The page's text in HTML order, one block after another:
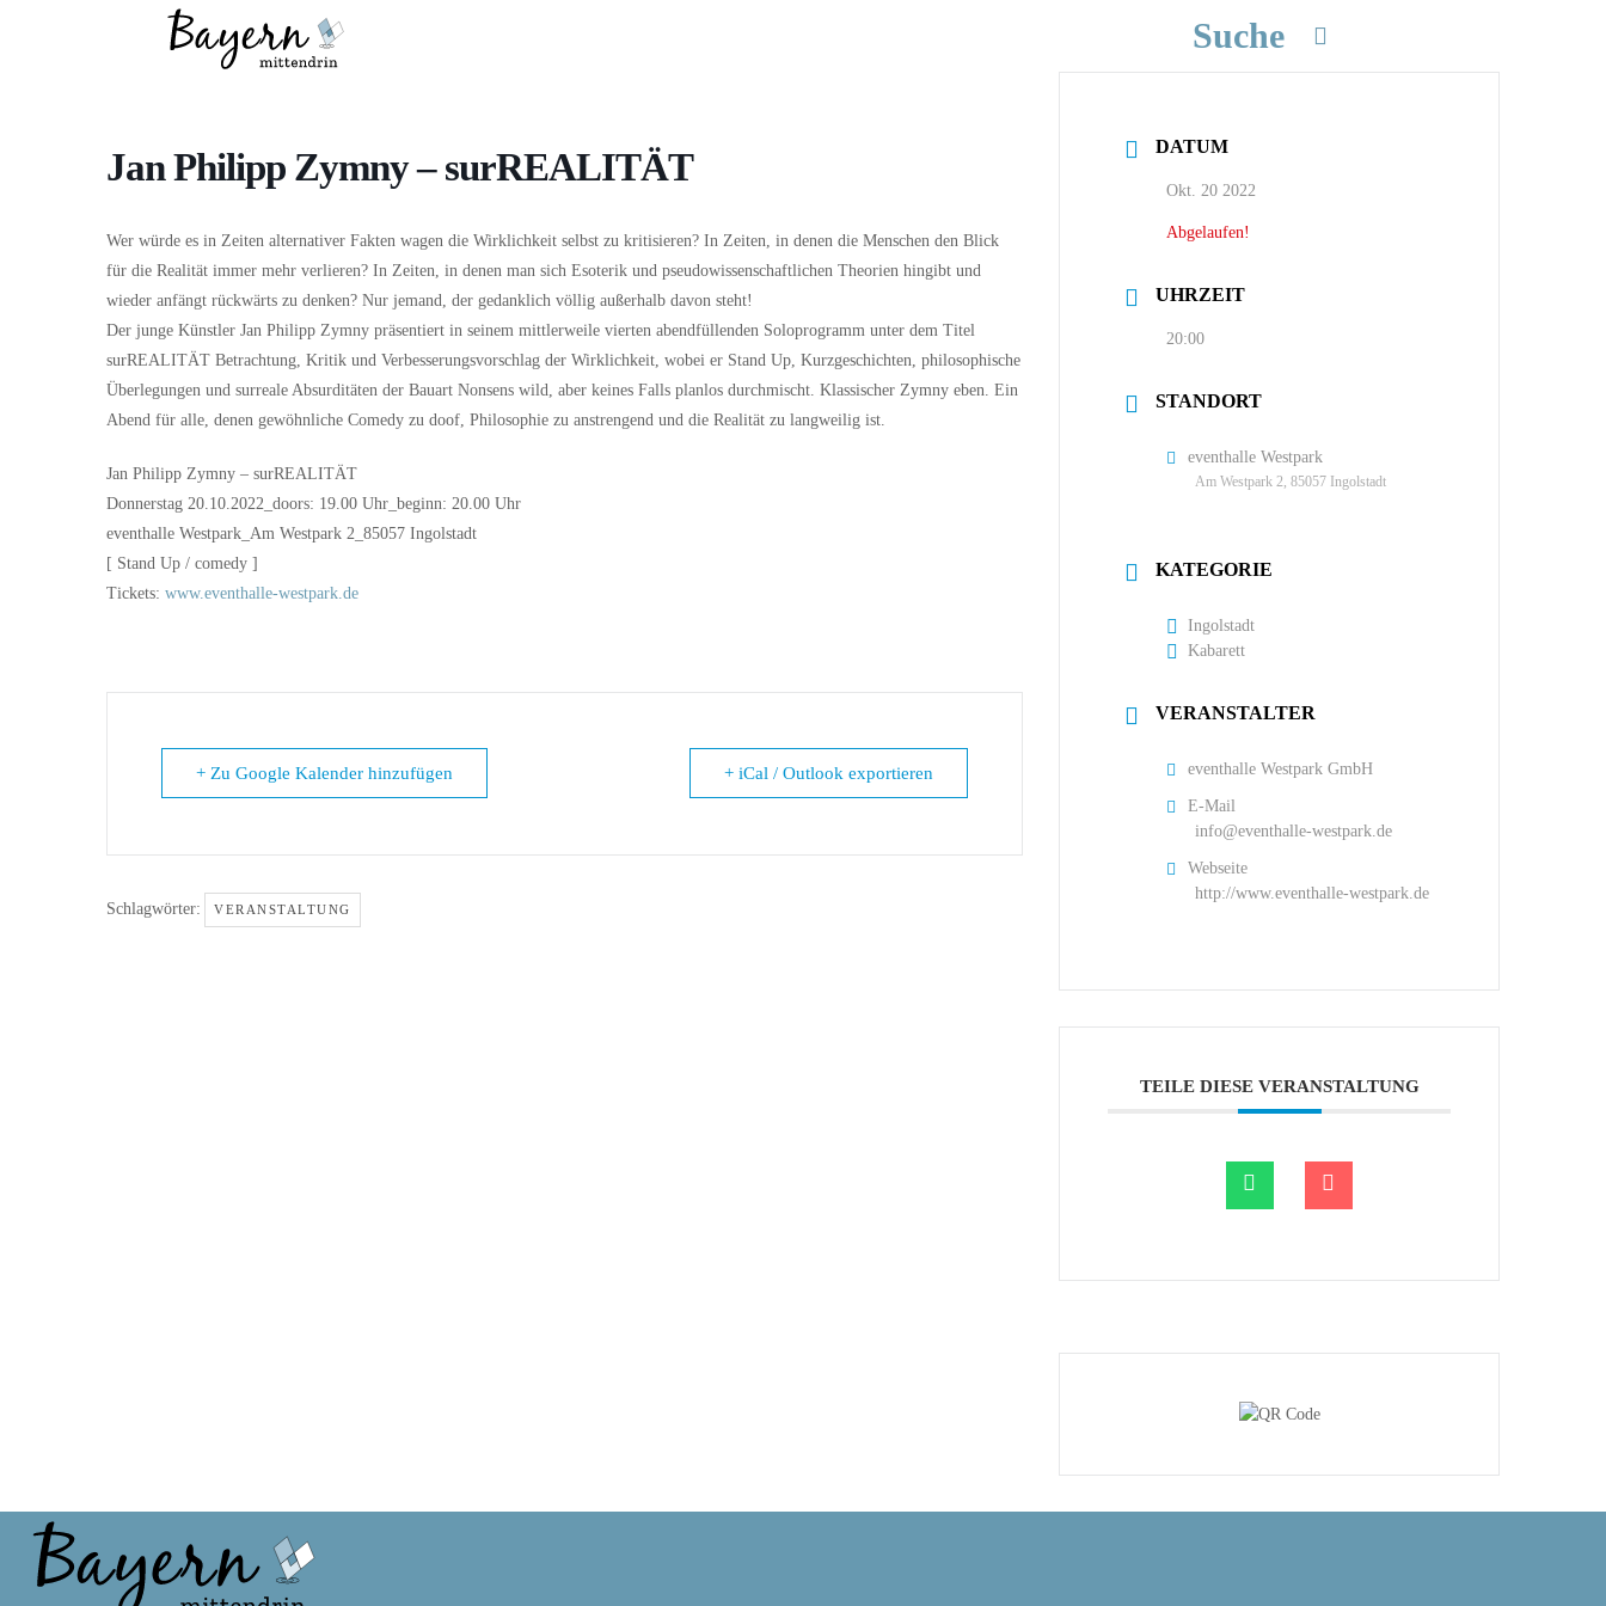
Suche
Jan Philipp Zymny – surREALITÄT
Wer würde es in Zeiten alternativer Fakten wagen die Wirklichkeit selbst zu kritisieren? In Zeiten, in denen die Menschen den Blick
für die Realität immer mehr verlieren? In Zeiten, in denen man sich Esoterik und pseudowissenschaftlichen Theorien hingibt und
wieder anfängt rückwärts zu denken? Nur jemand, der gedanklich völlig außerhalb davon steht!
Der junge Künstler Jan Philipp Zymny präsentiert in seinem mittlerweile vierten abendfüllenden Soloprogramm unter dem Titel
surREALITÄT Betrachtung, Kritik und Verbesserungsvorschlag der Wirklichkeit, wobei er Stand Up, Kurzgeschichten, philosophische
Überlegungen und surreale Absurditäten der Bauart Nonsens wild, aber keines Falls planlos durchmischt. Klassischer Zymny eben. Ein
Abend für alle, denen gewöhnliche Comedy zu doof, Philosophie zu anstrengend und die Realität zu langweilig ist.
Jan Philipp Zymny – surREALITÄT
Donnerstag 20.10.2022_doors: 19.00 Uhr_beginn: 20.00 Uhr
eventhalle Westpark_Am Westpark 2_85057 Ingolstadt
[ Stand Up / comedy ]
Tickets: www.eventhalle-westpark.de
+ Zu Google Kalender hinzufügen + iCal / Outlook exportieren
Schlagwörter: VERANSTALTUNG
DATUM
Okt. 20 2022
Abgelaufen!
UHRZEIT
20:00
STANDORT
eventhalle Westpark
Am Westpark 2, 85057 Ingolstadt
KATEGORIE
Ingolstadt
Kabarett
VERANSTALTER
eventhalle Westpark GmbH
E-Mail
info@eventhalle-westpark.de
Webseite
http://www.eventhalle-westpark.de
TEILE DIESE VERANSTALTUNG